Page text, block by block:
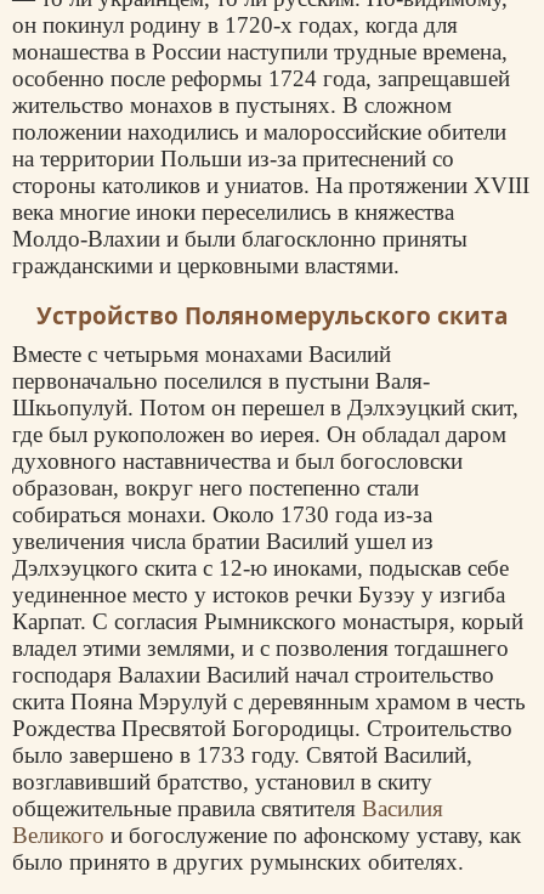
он покинул родину в 1720-х годах, когда для
монашества в России наступили трудные времена,
особенно после реформы 1724 года, запрещавшей
жительство монахов в пустынях. В сложном
положении находились и малороссийские обители
на территории Польши из-за притеснений со
стороны католиков и униатов. На протяжении XVIII
века многие иноки переселились в княжества
Молдо-Влахии и были благосклонно приняты
гражданскими и церковными властями.
Устройство Поляномерульского скита
Вместе с четырьмя монахами Василий
первоначально поселился в пустыни Валя-
Шкьопулуй. Потом он перешел в Дэлхэуцкий скит,
где был рукоположен во иерея. Он обладал даром
духовного наставничества и был богословски
образован, вокруг него постепенно стали
собираться монахи. Около 1730 года из-за
увеличения числа братии Василий ушел из
Дэлхэуцкого скита с 12-ю иноками, подыскав себе
уединенное место у истоков речки Бузэу у изгиба
Карпат. С согласия Рымникского монастыря, корый
владел этими землями, и с позволения тогдашнего
господаря Валахии Василий начал строительство
скита Пояна Мэрулуй с деревянным храмом в честь
Рождества Пресвятой Богородицы. Строительство
было завершено в 1733 году. Святой Василий,
возглавивший братство, установил в скиту
общежительные правила святителя Василия
Великого и богослужение по афонскому уставу, как
было принято в других румынских обителях.